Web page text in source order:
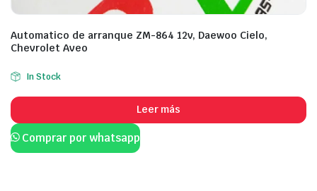
Automatico de arranque ZM-864 12v, Daewoo Cielo,
Chevrolet Aveo
In Stock
Leer más
Comprar por whatsapp